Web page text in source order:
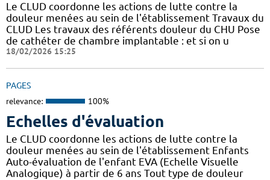
Le CLUD coordonne les actions de lutte contre la
douleur menées au sein de l'établissement Travaux du
CLUD Les travaux des référents douleur du CHU Pose
de cathéter de chambre implantable : et si on u
18/02/2026 15:25
PAGES
relevance: 100%
Echelles d'évaluation
Le CLUD coordonne les actions de lutte contre la
douleur menées au sein de l'établissement Enfants
Auto-évaluation de l'enfant EVA (Echelle Visuelle
Analogique) à partir de 6 ans Tout type de douleur